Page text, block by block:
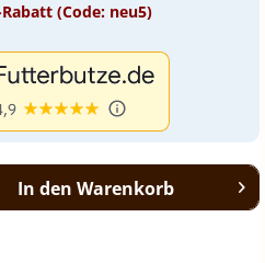
(Code: neu5)
In den Warenkorb